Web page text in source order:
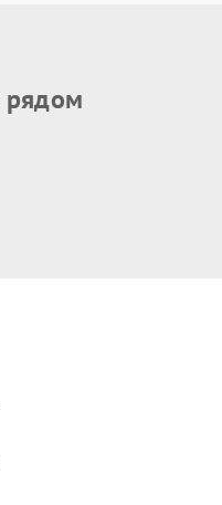
рядом